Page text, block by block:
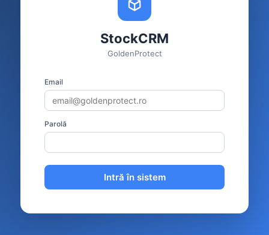
StockCRM
GoldenProtect
Email
Parolă
Intră în sistem